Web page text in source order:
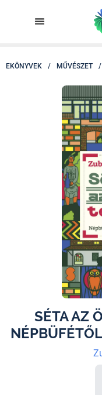
EKÖNYVEK / MŰVÉSZET /
SÉTA AZ